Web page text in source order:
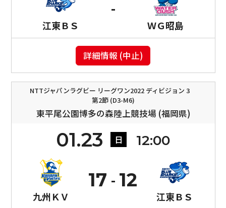
江東ＢＳ ＷＧ昭島
詳細情報 (中止)
NTTジャパンラグビー リーグワン2022 ディビジョン 3
第2節 (D3-M6)
東平尾公園博多の森陸上競技場 (福岡県)
01.23 日 12:00
九州ＫＶ
17
江東ＢＳ
12